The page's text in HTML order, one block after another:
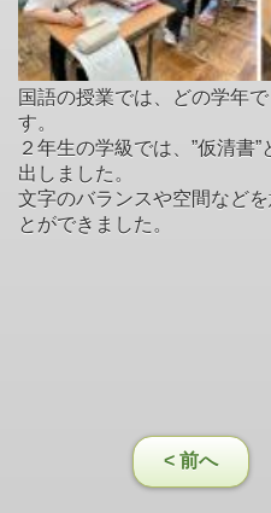
国語の授業では、どの学年
す。
２年生の学級では、”仮清書
出しました。
文字のバランスや空間など
とができました。
< 前へ